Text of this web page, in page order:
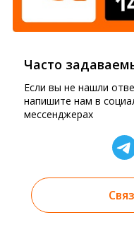
Часто
Если вы не нашли
напишите нам в
мессенджерах